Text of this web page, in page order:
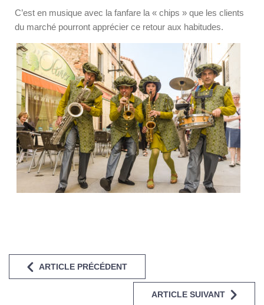
C’est en musique avec la fanfare la « chips » que les clients
du marché pourront apprécier ce retour aux habitudes.
ARTICLE PRÉCÉDENT
ARTICLE SUIVANT